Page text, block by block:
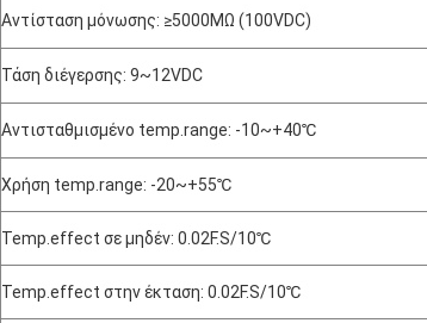
Αντίσταση μόνωσης: ≥5000MΩ (100VDC)
Τάση διέγερσης: 9~12VDC
Αντισταθμισμένο temp.range: -10~+40℃
Χρήση temp.range: -20~+55℃
Temp.effect σε μηδέν: 0.02F.S/10℃
Temp.effect στην έκταση: 0.02F.S/10℃